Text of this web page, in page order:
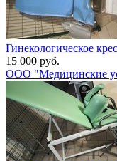
Гинекологическое
15 000 руб.
ООО "Медицинские